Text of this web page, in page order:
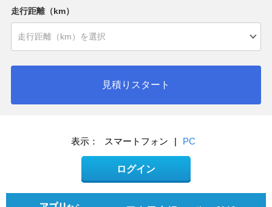
走行距離（km）
見積りスタート
表示： スマートフォン | PC
ログイン